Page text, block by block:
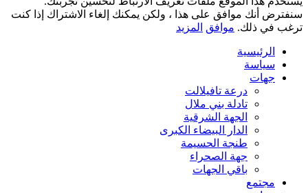
سنفترض أنك موافق على هذا ، ولكن يمكنك إلغاء الاشتراك إذا كنت
ترغب في ذلك. موافق المزيد
الرئيسية
سياسة
جهات
درعة تافيلالت
تادلة بني ملال
الجهة الشرقية
الدار البيضاء الكبرى
طنجة الحسيمة
جهة الصحراء
باقي الجهات
مجتمع